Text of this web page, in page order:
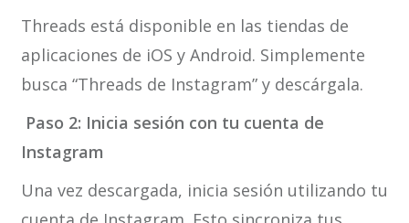
Threads está disponible en las tiendas de
aplicaciones de iOS y Android. Simplemente
busca “Threads de Instagram” y descárgala.
Paso 2: Inicia sesión con tu cuenta de
Instagram
Una vez descargada, inicia sesión utilizando tu